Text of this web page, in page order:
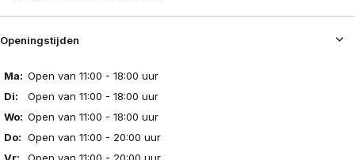
Openingstijden
Ma: Open van 11:00 - 18:00 uur
Di:
Open van 11:00 - 18:00 uur
Wo: Open van 11:00 - 18:00 uur
Do: Open van 11:00 - 20:00 uur